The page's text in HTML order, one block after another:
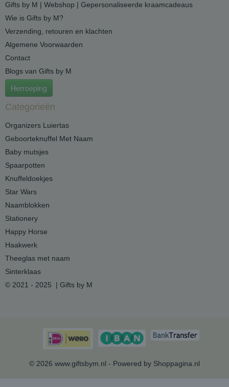
Gifts by M | Webshop | Gepersonaliseerde kraamcadeaus
Wie is Gifts by M?
Verzending, retouren en klachten
Algemene Voorwaarden
Contact
Blogs van Gifts by M
Herroeping
Categorieën
Organizers Luiertas
Geboorteknuffel Met Naam
Baby mutsjes
Spaarpotten
Knuffeldoekjes
Star Wars
Naamblokken
Stationery
Happy Horse
Haakwerk
Theeglas met naam
Sinterklaas
© 2021 - 2025 | Gifts by M
© 2026 www.giftsbym.nl - Powered by Shoppagina.nl